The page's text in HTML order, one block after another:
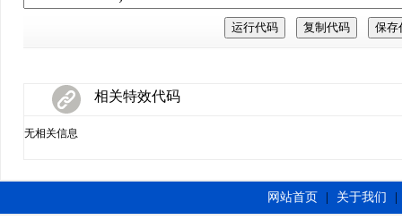
相关特效代码
无相关信息
网站首页 关于我们